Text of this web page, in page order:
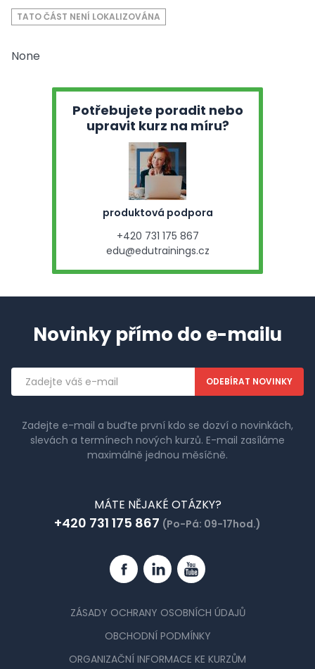
TATO ČÁST NENÍ LOKALIZOVÁNA
None
Potřebujete poradit nebo
upravit kurz na míru?
produktová podpora
+420 731 175 867
edu@edutrainings.cz
Novinky přímo do e-mailu
Emailová
adresa
Zadejte e-mail a buďte první kdo se dozví o novinkách,
slevách a termínech nových kurzů. E-mail zasíláme
maximálně jednou měsíčně.
MÁTE NĚJAKÉ OTÁZKY?
+420 731 175 867 (Po-Pá: 09-17hod.)
FacebookLinkedinYouTube
ZÁSADY OCHRANY OSOBNÍCH ÚDAJŮ
OBCHODNÍ PODMÍNKY
ORGANIZAČNÍ INFORMACE KE KURZŮM